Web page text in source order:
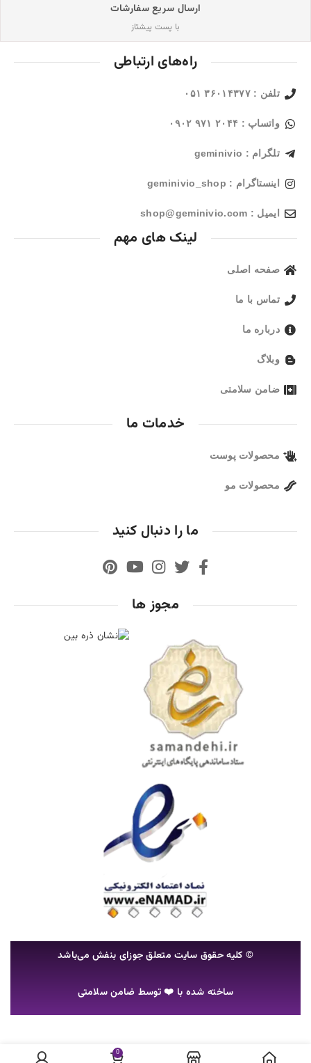
ارسال سریع سفارشات
با پست پیشتاز
راه‌های ارتباطی
تلفن : ۳۶۰۱۴۳۷۷ ۰۵۱
واتساپ : ۲۰۴۴ ۹۷۱ ۰۹۰۲
تلگرام : geminivio
اینستاگرام : geminivio_shop
ایمیل : shop@geminivio.com​
لینک های مهم
صفحه اصلی
تماس با ما
درباره ما
وبلاگ
ضامن سلامتی
خدمات ما
محصولات پوست
محصولات مو
ما را دنبال کنید
مجوز ها
© کلیه حقوق سایت متعلق جوزای بنفش می‌باشد
ساخته شده با ❤️ توسط ضامن سلامتی
شامپو
ولوم
۶۲۰,۰۰۰تومان موجود 0